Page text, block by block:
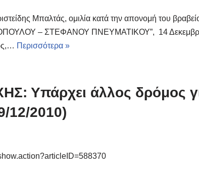
Μπαλτάς, ομιλία κατά την απονομή του
– ΣΤΕΦΑΝΟΥ ΠΝΕΥΜΑΤΙΚΟΥ”, 14 Δεκεμβρίου
Περισσότερα »
Υπάρχει άλλος δρόμος
12/2010)